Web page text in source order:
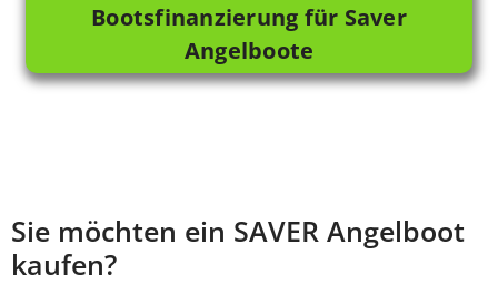
Bootsfinanzierung für Saver
Angelboote
Sie möchten ein SAVER Angelboot
kaufen?